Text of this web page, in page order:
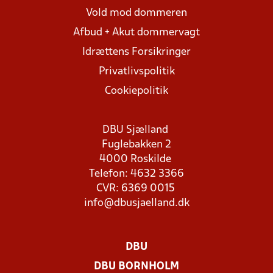
Vold mod dommeren
Afbud + Akut dommervagt
Idrættens Forsikringer
Privatlivspolitik
Cookiepolitik
DBU Sjælland
Fuglebakken 2
4000 Roskilde
Telefon: 4632 3366
CVR: 6369 0015
info@dbusjaelland.dk
DBU
DBU BORNHOLM